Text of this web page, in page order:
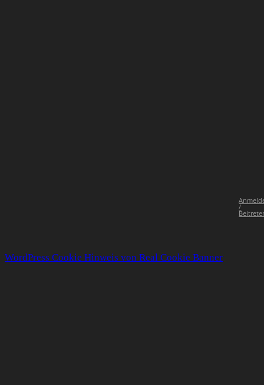
/
WordPress Cookie Hinweis von Real Cookie Banner